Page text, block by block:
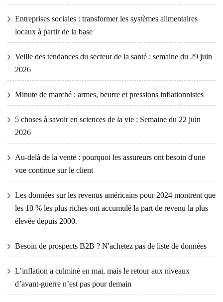
Entreprises sociales : transformer les systèmes alimentaires
locaux à partir de la base
Veille des tendances du secteur de la santé : semaine du 29 juin
2026
Minute de marché : armes, beurre et pressions inflationnistes
5 choses à savoir en sciences de la vie : Semaine du 22 juin
2026
Au-delà de la vente : pourquoi les assureurs ont besoin d'une
vue continue sur le client
Les données sur les revenus américains pour 2024 montrent que
les 10 % les plus riches ont accumulé la part de revenu la plus
élevée depuis 2000.
Besoin de prospects B2B ? N'achetez pas de liste de données
L’inflation a culminé en mai, mais le retour aux niveaux
d’avant-guerre n’est pas pour demain